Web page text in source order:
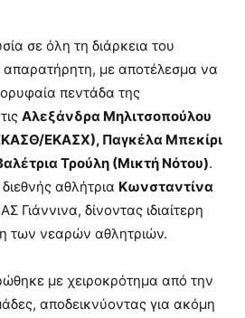
σε όλη τη διάρκεια του
με αποτέλεσμα να
πεντάδα της
Αλεξάνδρα Μηλιτσοπούλου
ΕΚΑΣΧ), Παγκέλα Μπεκίρι
Τρούλη (Μικτή Νότου).
αθλήτρια Κωνσταντίνα
Γιάννινα, δίνοντας ιδιαίτερη
των νεαρών αθλητριών.
με χειροκρότημα από την
αποδεικνύοντας για ακόμη